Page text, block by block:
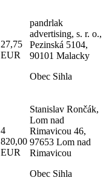
27,75
EUR
pandrlak
advertising, s. r. o.,
Pezinská 5104,
90101 Malacky
Obec Sihla
4
820,00
EUR
Stanislav Rončák,
Lom nad
Rimavicou 46,
97653 Lom nad
Rimavicou
Obec Sihla